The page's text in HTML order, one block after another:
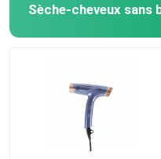
Sèche-cheveux sans